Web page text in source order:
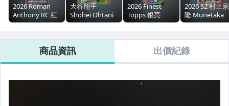
2026 Roman
Anthony RC 紅
標 新人 TOPPS
Chrome MLB 棒
球卡 Red Sox 紅
大谷翔平
Shohei Ohtani
特卡 S&R 2025
Platinum 白金
MLB 棒球卡
Dodgers 道奇隊
2026 Finest
Topps 銀亮
Roman
人 MLB 棒球卡
Red Sox 紅襪隊
2026 S2 村上宗
隆 Munetaka
Murakami RC
Base MLB 棒球
卡 White Sox
襪隊
商品資訊 出價紀錄